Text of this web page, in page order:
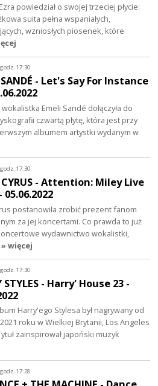
powiedział o swojej trzeciej płycie:
suita pełna wspaniałych,
wzniosłych piosenek, które
17:30
SANDÉ - Let's Say For Instance
Emeli Sandé dołączyła do
czwartą płytę, która jest przy
albumem artystki wydanym w
17:30
CYRUS - Attention: Miley Live
05.06.2022
postanowiła zrobić prezent fanom
za jej koncertami. Co prawda to już
wydawnictwo wokalistki,
» więcej
17:30
STYLES - Harry' House 23 -
Harry'ego Stylesa był nagrywany od
roku w Wielkiej Brytanii, Los Angeles
zainspirował japoński muzyk
17:28